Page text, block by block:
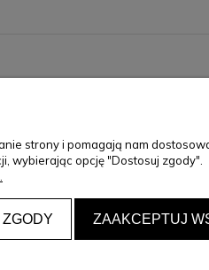
Polityka prywatności
Regulamin Karty Podarunkowej
strony i pomagają nam
wybierając opcję "Dostosuj zgody".
ZAAKCEPTUJ